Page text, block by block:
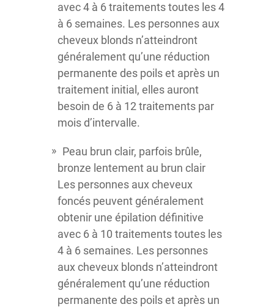
avec 4 à 6 traitements toutes les 4
à 6 semaines. Les personnes aux
cheveux blonds n’atteindront
généralement qu’une réduction
permanente des poils et après un
traitement initial, elles auront
besoin de 6 à 12 traitements par
mois d’intervalle.
Peau brun clair, parfois brûle,
bronze lentement au brun clair
Les personnes aux cheveux
foncés peuvent généralement
obtenir une épilation définitive
avec 6 à 10 traitements toutes les
4 à 6 semaines. Les personnes
aux cheveux blonds n’atteindront
généralement qu’une réduction
permanente des poils et après un